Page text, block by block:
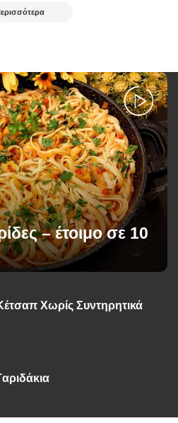
– έτοιμο σε 10
Χωρίς Συντηρητικά